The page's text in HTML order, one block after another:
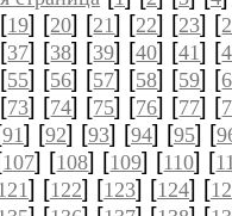
19] [20] [21] [22] [23] [
37] [38] [39] [40] [41] [
55] [56] [57] [58] [59] [
73] [74] [75] [76] [77] [
91] [92] [93] [94] [95] [
107] [108] [109] [110] [
] [122] [123] [124] [